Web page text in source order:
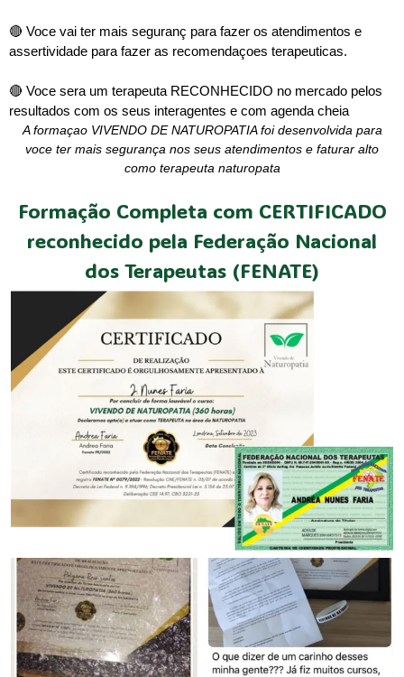
🔴 Voce vai ter mais seguranç para fazer os atendimentos e
assertividade para fazer as recomendaçoes terapeuticas.
🔴 Voce sera um terapeuta RECONHECIDO no mercado pelos
resultados com os seus interagentes e com agenda cheia
A formaçao VIVENDO DE NATUROPATIA foi desenvolvida para
voce ter mais segurança nos seus atendimentos e faturar alto
como terapeuta naturopata
Formação Completa com CERTIFICADO
reconhecido pela Federação Nacional
dos Terapeutas (FENATE)